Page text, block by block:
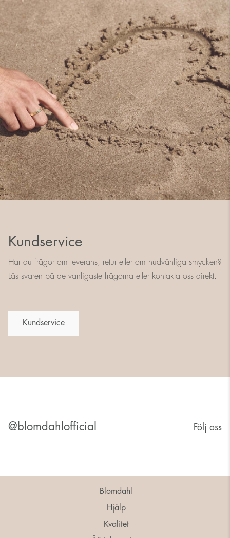
Kundservice
Har du frågor om leverans, retur eller om hudvänliga smycken?
Läs svaren på de vanligaste frågorna eller kontakta oss direkt.
Kundservice
@blomdahlofficial Följ oss
Blomdahl
Hjälp
Kvalitet